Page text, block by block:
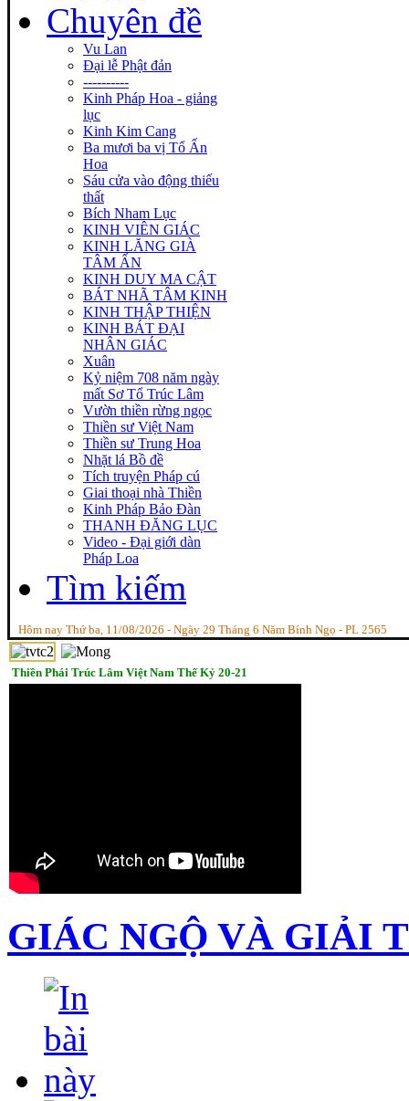
Chuyên đề
Vu Lan
Đại lễ Phật đản
----------
Kinh Pháp Hoa - giảng
lục
Kinh Kim Cang
Ba mươi ba vị Tổ Ấn
Hoa
Sáu cửa vào động thiếu
thất
Bích Nham Lục
KINH VIÊN GIÁC
KINH LĂNG GIÀ
TÂM ẤN
KINH DUY MA CẬT
BÁT NHÃ TÂM KINH
KINH THẬP THIỆN
KINH BÁT ĐẠI
NHÂN GIÁC
Xuân
Kỷ niệm 708 năm ngày
mất Sơ Tổ Trúc Lâm
Vườn thiền rừng ngọc
Thiền sư Việt Nam
Thiền sư Trung Hoa
Nhặt lá Bồ đề
Tích truyện Pháp cú
Giai thoại nhà Thiền
Kinh Pháp Bảo Đàn
THANH ĐĂNG LỤC
Video - Đại giới dàn
Pháp Loa
Tìm kiếm
Hôm nay Thứ ba, 11/08/2026 - Ngày 29 Tháng 6 Năm Bính Ngọ - PL 2565
Thiền Phái Trúc Lâm Việt Nam Thế Kỷ 20-21
GIÁC NGỘ VÀ GIẢI